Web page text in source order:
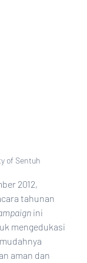
of Sentuh
2012,
tahunan
ini
mengedukasi
aman dan